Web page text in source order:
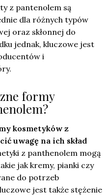
z pantenolem są
dla różnych typów
oraz skłonnej do
jednak, kluczowe jest
i
formy
kosmetyków z
uwagę na ich skład
z panthenolem mogą
jak kremy, pianki czy
do potrzeb
jest także stężenie